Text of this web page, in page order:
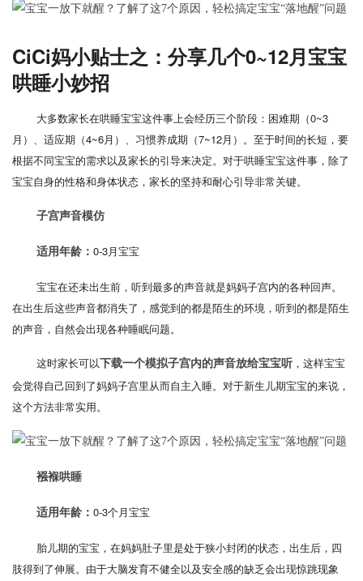
CiCi妈小贴士之：分享几个0~12月宝宝
哄睡小妙招
大多数家长在哄睡宝宝这件事上会经历三个阶段：困难期（0~3
月）、适应期（4~6月）、习惯养成期（7~12月）。至于时间的长短，要
根据不同宝宝的需求以及家长的引导来决定。对于哄睡宝宝这件事，除了
宝宝自身的性格和身体状态，家长的坚持和耐心引导非常关键。
子宫声音模仿
适用年龄： 0-3月宝宝
宝宝在还未出生前，听到最多的声音就是妈妈子宫内的各种回声。
在出生后这些声音都消失了，感觉到的都是陌生的环境，听到的都是陌生
的声音，自然会出现各种睡眠问题。
这时家长可以下载一个模拟子宫内的声音放给宝宝听 ，这样宝宝
会觉得自己回到了妈妈子宫里从而自主入睡。对于新生儿期宝宝的来说，
这个方法非常实用。
襁褓哄睡
适用年龄： 0-3个月宝宝
胎儿期的宝宝，在妈妈肚子里是处于狭小封闭的状态，出生后，四
肢得到了伸展。由于大脑发育不健全以及安全感的缺乏会出现惊跳现象